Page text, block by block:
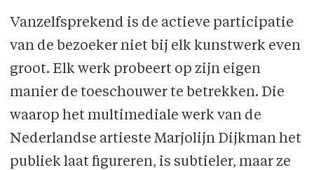
Vanzelfsprekend is de actieve participatie
van de bezoeker niet bij elk kunstwerk even
groot. Elk werk probeert op zijn eigen
manier de toeschouwer te betrekken. Die
waarop het multimediale werk van de
Nederlandse artieste Marjolijn Dijkman het
publiek laat figureren, is subtieler, maar ze